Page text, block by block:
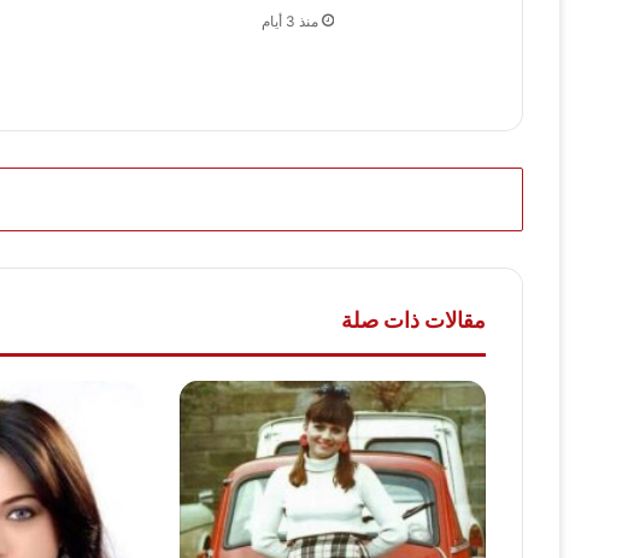
منذ 3 أيام
مقالات ذات صلة